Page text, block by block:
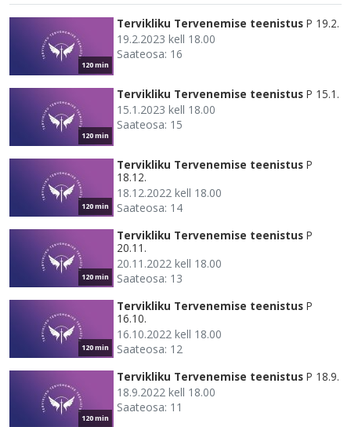
120 min
Tervikliku Tervenemise teenistus P 19.2.
19.2.2023 kell 18.00
Saateosa: 16
120 min
Tervikliku Tervenemise teenistus P 15.1.
15.1.2023 kell 18.00
Saateosa: 15
120 min
Tervikliku Tervenemise teenistus P
18.12.
18.12.2022 kell 18.00
Saateosa: 14
120 min
Tervikliku Tervenemise teenistus P
20.11.
20.11.2022 kell 18.00
Saateosa: 13
120 min
Tervikliku Tervenemise teenistus P
16.10.
16.10.2022 kell 18.00
Saateosa: 12
120 min
Tervikliku Tervenemise teenistus P 18.9.
18.9.2022 kell 18.00
Saateosa: 11